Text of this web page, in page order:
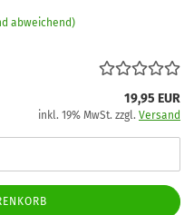
abweichend)
19,95 EUR
inkl. 19% MwSt. zzgl. Versand